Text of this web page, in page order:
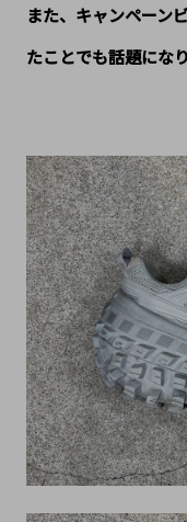
また、キャンペーン
たことでも話題にな